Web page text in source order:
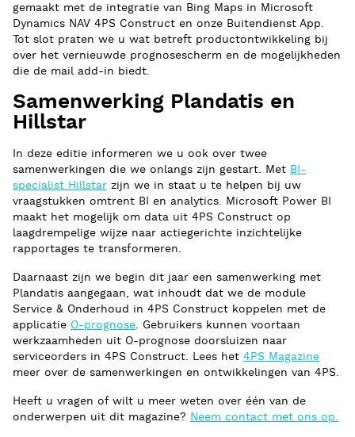
gemaakt met de integratie van Bing Maps in Microsoft
Dynamics NAV 4PS Construct en onze Buitendienst App.
Tot slot praten we u wat betreft productontwikkeling bij
over het vernieuwde prognosescherm en de mogelijkheden
die de mail add-in biedt.
Samenwerking Plandatis en
Hillstar
In deze editie informeren we u ook over twee
samenwerkingen die we onlangs zijn gestart. Met BI-
specialist Hillstar zijn we in staat u te helpen bij uw
vraagstukken omtrent BI en analytics. Microsoft Power BI
maakt het mogelijk om data uit 4PS Construct op
laagdrempelige wijze naar actiegerichte inzichtelijke
rapportages te transformeren.
Daarnaast zijn we begin dit jaar een samenwerking met
Plandatis aangegaan, wat inhoudt dat we de module
Service & Onderhoud in 4PS Construct koppelen met de
applicatie O-prognose. Gebruikers kunnen voortaan
werkzaamheden uit O-prognose doorsluizen naar
serviceorders in 4PS Construct. Lees het 4PS Magazine
meer over de samenwerkingen en ontwikkelingen van 4PS.
Heeft u vragen of wilt u meer weten over één van de
onderwerpen uit dit magazine? Neem contact met ons op.